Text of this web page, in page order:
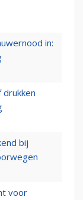
in:
bij
voor